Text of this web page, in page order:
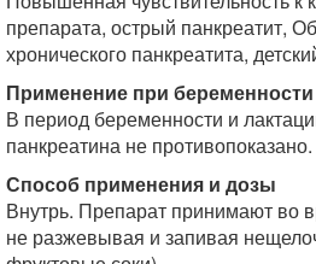
препарата, острый панкреатит,
хронического панкреатита,
Применение при беременности
В период беременности и
панкреатина не противопоказано.
Способ применения и дозы
Внутрь. Препарат принимают во
не разжевывая и запивая